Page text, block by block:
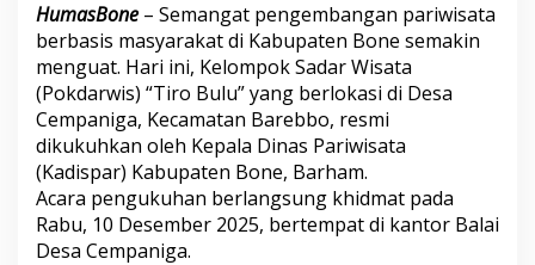
O
B
U
L
U
"
C
e
m
p
HumasBone – Semangat pengembangan pariwisata
berbasis masyarakat di Kabupaten Bone semakin
menguat. Hari ini, Kelompok Sadar Wisata
(Pokdarwis) “Tiro Bulu” yang berlokasi di Desa
Cempaniga, Kecamatan Barebbo, resmi
dikukuhkan oleh Kepala Dinas Pariwisata
(Kadispar) Kabupaten Bone, Barham.
Acara pengukuhan berlangsung khidmat pada
Rabu, 10 Desember 2025, bertempat di kantor Balai
Desa Cempaniga.